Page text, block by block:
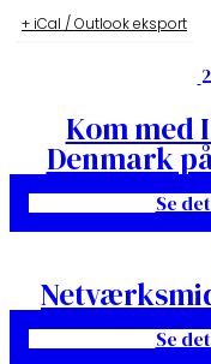
+ iCal / Outlook eksport
Kom med
Denmark
Se
Se